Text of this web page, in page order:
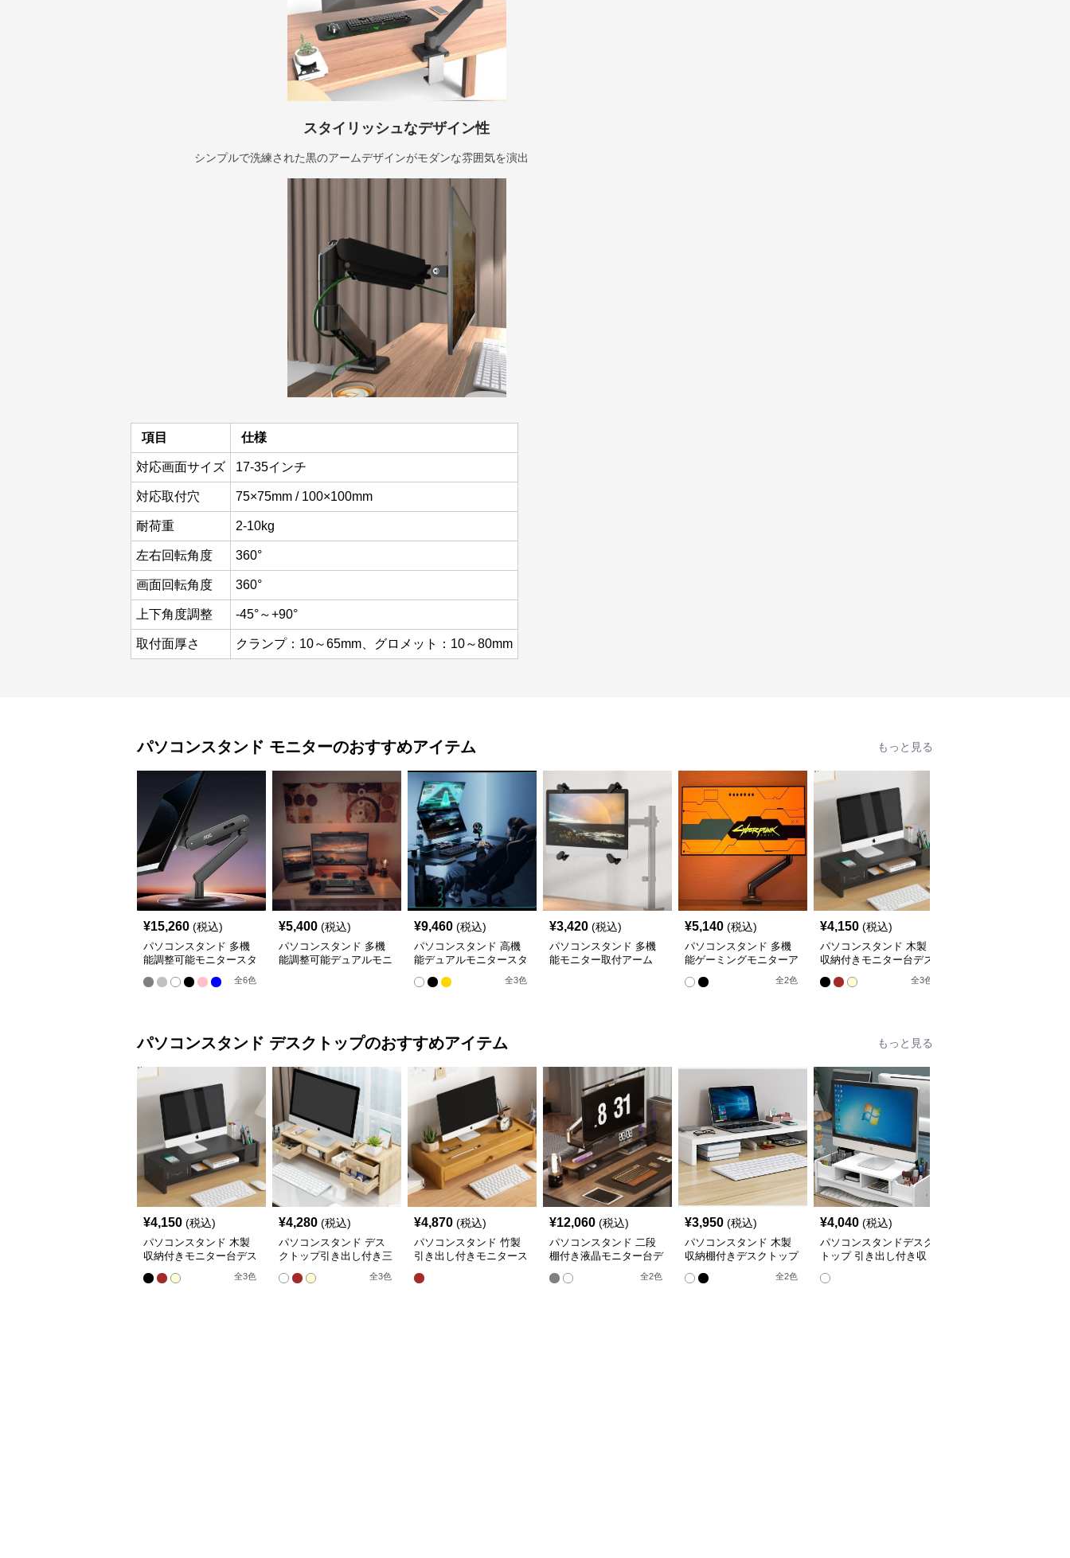
スタイリッシュなデザイン性
シンプルで洗練された黒のアームデザインがモダンな雰囲気を演出
項目 仕様
対応画面サイズ 17-35インチ
対応取付穴 75×75mm / 100×100mm
耐荷重 2-10kg
左右回転角度 360°
画面回転角度 360°
上下角度調整 -45°～+90°
取付面厚さ クランプ：10～65mm、グロメット：10～80mm
パソコンスタンド モニターのおすすめアイテム もっと見る
¥15,260 (税込)
パソコンスタンド 多機
能調整可能モニタースタ
全6色
¥5,400 (税込)
パソコンスタンド 多機
能調整可能デュアルモニ
¥9,460 (税込)
パソコンスタンド 高機
能デュアルモニタースタ
全3色
¥3,420 (税込)
パソコンスタンド 多機
能モニター取付アーム
¥5,140 (税込)
パソコンスタンド 多機
能ゲーミングモニターア
全2色
¥4,150 (税込)
パソコンスタンド 木製
収納付きモニター台デス
全3色
パソコンスタンド デスクトップのおすすめアイテム もっと見る
¥4,150 (税込)
パソコンスタンド 木製
収納付きモニター台デス
全3色
¥4,280 (税込)
パソコンスタンド デス
クトップ引き出し付き三
段棚収納モニター台スタ
ンド
全3色
¥4,870 (税込)
パソコンスタンド 竹製
引き出し付きモニタース
¥12,060 (税込)
パソコンスタンド 二段
棚付き液晶モニター台デ
全2色
¥3,950 (税込)
パソコンスタンド 木製
収納棚付きデスクトップ
全2色
¥4,040 (税込)
パソコンスタンドデスク
トップ 引き出し付き収
ンド